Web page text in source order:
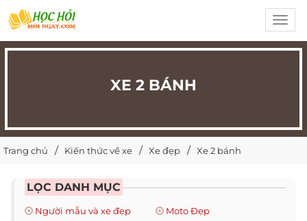
XE 2 BÁNH
Trang chủ Kiến thức về xe Xe đẹp Xe 2 bánh
LỌC DANH MỤC
Người mẫu và xe đẹp
Moto Đẹp